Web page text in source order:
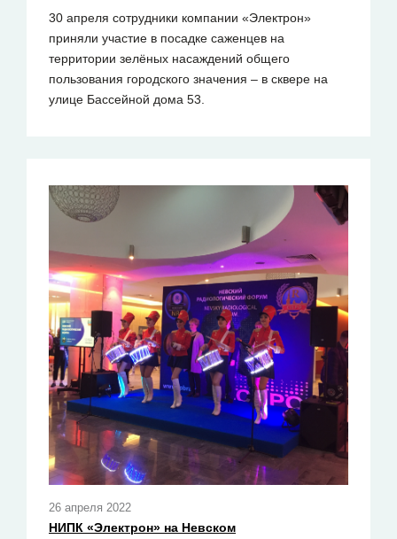
30 апреля сотрудники компании «Электрон»
приняли участие в посадке саженцев на
территории зелёных насаждений общего
пользования городского значения – в сквере на
улице Бассейной дома 53.
26 апреля 2022
НИПК «Электрон» на Невском